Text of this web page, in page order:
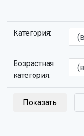
Категория:
Возрастная
категория: